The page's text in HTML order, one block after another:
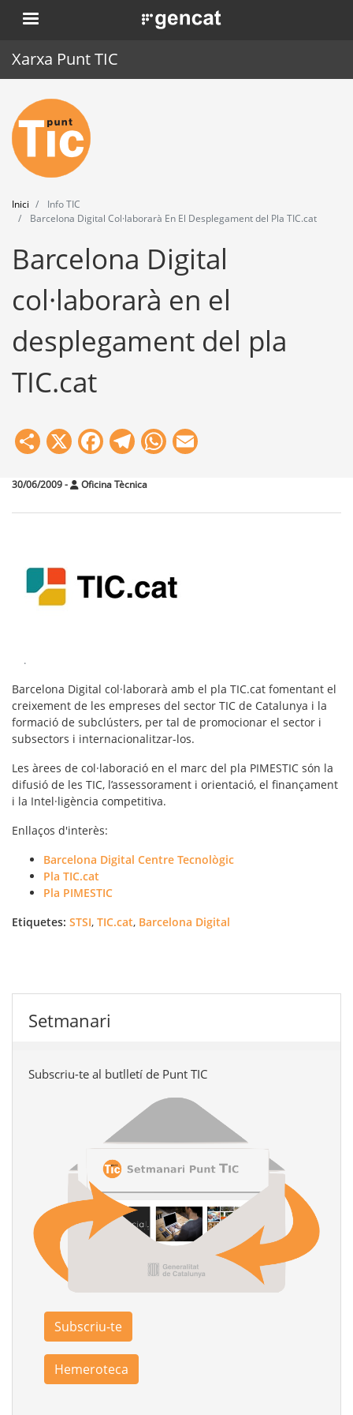
Vés
al
. Obre en una nova finestra.
Xarxa Punt TIC
Inici
Punt TIC
Actualitat
Agenda
Formació
Eines
Inici
Info TIC
Barcelona Digital Col·laborarà En El Desplegament del Pla TIC.cat
Barcelona Digital
col·laborarà en el
desplegament del pla
TIC.cat
Share
X Facebook
Telegram
WhatsApp
30/06/2009- Oficina Tècnica
.
Barcelona Digital col·laborarà amb el pla TIC.cat fomentant el
creixement de les empreses del sector TIC de Catalunya i la
formació de subclústers, per tal de promocionar el sector i
subsectors i internacionalitzar-los.
Les àrees de col·laboració en el marc del pla PIMESTIC són la
difusió de les TIC, l’assessorament i orientació, el finançament
i la Intel·ligència competitiva.
Enllaços d'interès:
Barcelona Digital Centre Tecnològic
Pla TIC.cat
Pla PIMESTIC
Etiquetes: STSI, TIC.cat, Barcelona Digital
Setmanari
Subscriu-te al butlletí de Punt TIC
Subscriu-te
Hemeroteca